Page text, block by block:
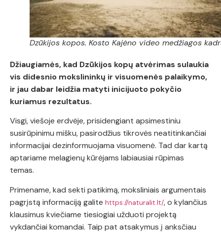
Dzūkijos kopos. Kosto Kajėno video medžiagos
Džiaugiamės, kad Dzūkijos kopų atvėrimas sulaukia
vis didesnio mokslininkų ir visuomenės palaikymo,
ir jau dabar leidžia matyti inicijuoto pokyčio
kuriamus rezultatus.
Visgi, viešoje erdvėje, prisidengiant apsimestiniu
susirūpinimu mišku, pasirodžius tikrovės neatitinkančiai
informacijai dezinformuojama visuomenė. Tad dar kartą
aptariame melagienų kūrėjams labiausiai rūpimas
temas.
Primename, kad sekti patikimą, moksliniais argumentais
pagrįstą informaciją galite https://naturalit.lt/, o kylančius
klausimus kviečiame tiesiogiai užduoti projektą
vykdančiai komandai. Taip pat atsakymus į anksčiau